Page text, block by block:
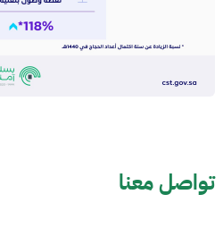
تواصل معنا